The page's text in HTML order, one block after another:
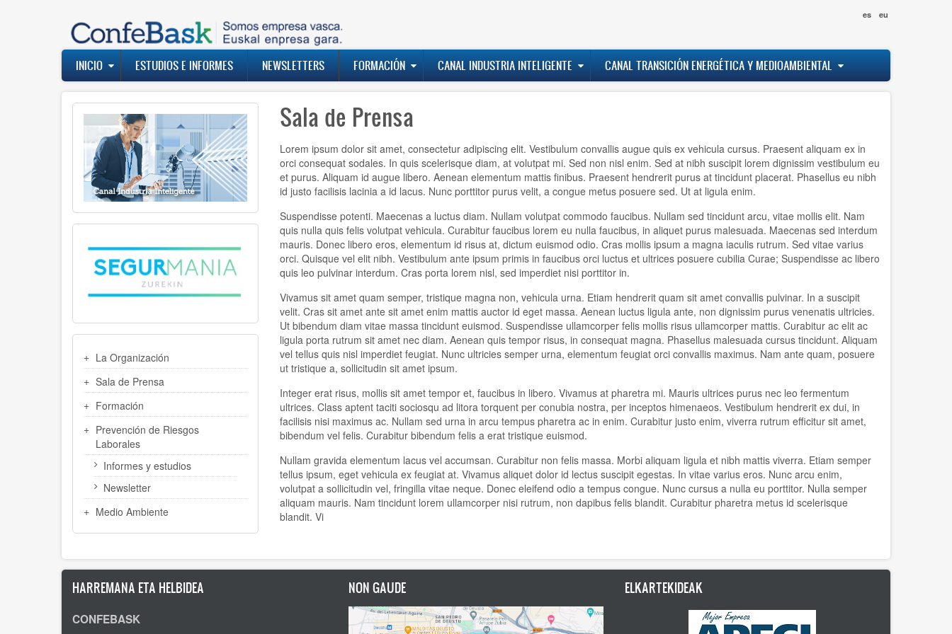
es eu
Navegación
principal
INICIO ESTUDIOS E INFORMES NEWSLETTERS FORMACIÓN CANAL INDUSTRIA INTELIGENTE CANAL TRANSICIÓN ENERGÉTICA Y MEDIOAMBIENTAL
LATERAL
La Organización
Sala de Prensa
Formación
Prevención de Riesgos
Laborales
Informes y estudios
Newsletter
Medio Ambiente
Sala de Prensa
Lorem ipsum dolor sit amet, consectetur adipiscing elit. Vestibulum convallis augue quis ex vehicula cursus. Praesent aliquam ex in
orci consequat sodales. In quis scelerisque diam, at volutpat mi. Sed non nisl enim. Sed at nibh suscipit lorem dignissim vestibulum eu
et purus. Aliquam id augue libero. Aenean elementum mattis finibus. Praesent hendrerit purus at tincidunt placerat. Phasellus eu nibh
id justo facilisis lacinia a id lacus. Nunc porttitor purus velit, a congue metus posuere sed. Ut at ligula enim.
Suspendisse potenti. Maecenas a luctus diam. Nullam volutpat commodo faucibus. Nullam sed tincidunt arcu, vitae mollis elit. Nam
quis nulla quis felis volutpat vehicula. Curabitur faucibus lorem eu nulla faucibus, in aliquet purus malesuada. Maecenas sed interdum
mauris. Donec libero eros, elementum id risus at, dictum euismod odio. Cras mollis ipsum a magna iaculis rutrum. Sed vitae varius
orci. Quisque vel elit nibh. Vestibulum ante ipsum primis in faucibus orci luctus et ultrices posuere cubilia Curae; Suspendisse ac libero
quis leo pulvinar interdum. Cras porta lorem nisl, sed imperdiet nisi porttitor in.
Vivamus sit amet quam semper, tristique magna non, vehicula urna. Etiam hendrerit quam sit amet convallis pulvinar. In a suscipit
velit. Cras sit amet ante sit amet enim mattis auctor id eget massa. Aenean luctus ligula ante, non dignissim purus venenatis ultricies.
Ut bibendum diam vitae massa tincidunt euismod. Suspendisse ullamcorper felis mollis risus ullamcorper mattis. Curabitur ac elit ac
ligula porta rutrum sit amet nec diam. Aenean quis tempor risus, in consequat magna. Phasellus malesuada cursus tincidunt. Aliquam
vel tellus quis nisl imperdiet feugiat. Nunc ultricies semper urna, elementum feugiat orci convallis maximus. Nam ante quam, posuere
ut tristique a, sollicitudin sit amet ipsum.
Integer erat risus, mollis sit amet tempor et, faucibus in libero. Vivamus at pharetra mi. Mauris ultrices purus nec leo fermentum
ultrices. Class aptent taciti sociosqu ad litora torquent per conubia nostra, per inceptos himenaeos. Vestibulum hendrerit ex dui, in
facilisis nisi maximus ac. Nullam sed urna in arcu tempus pharetra ac in enim. Curabitur justo enim, viverra rutrum efficitur sit amet,
bibendum vel felis. Curabitur bibendum felis a erat tristique euismod.
Nullam gravida elementum lacus vel accumsan. Curabitur non felis massa. Morbi aliquam ligula et nibh mattis viverra. Etiam semper
tellus ipsum, eget vehicula ex feugiat at. Vivamus aliquet dolor id lectus suscipit egestas. In vitae varius eros. Nunc arcu enim,
volutpat a sollicitudin vel, fringilla vitae neque. Donec eleifend odio a tempus congue. Nunc cursus a nulla eu porttitor. Nulla semper
aliquam mauris. Nam tincidunt lorem ullamcorper nisi rutrum, non dapibus felis blandit. Curabitur pharetra metus id scelerisque
blandit. Vi
HARREMANA ETA HELBIDEA
CONFEBASK
NON GAUDE ELKARTEKIDEAK